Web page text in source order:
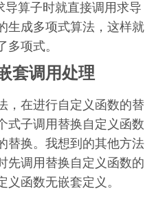
导算子时就直接调用求导
生成多项式算法，这样就
多项式。
套调用处理
，在进行自定义函数的替
式子调用替换自定义函数
替换。我想到的其他方法
先调用替换自定义函数的
函数无嵌套定义。